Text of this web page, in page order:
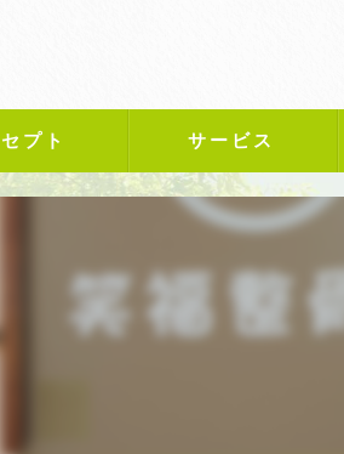
プト サービス